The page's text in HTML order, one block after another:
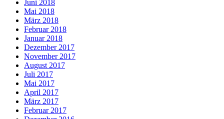
Juni 2018
Mai 2018
März 2018
Februar 2018
Januar 2018
Dezember 2017
November 2017
August 2017
Juli 2017
Mai 2017
April 2017
März 2017
Februar 2017